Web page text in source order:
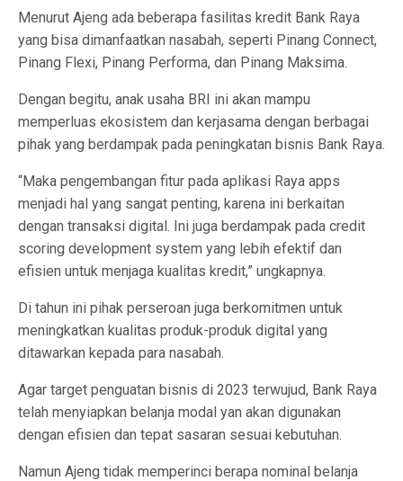
Menurut Ajeng ada beberapa fasilitas kredit Bank Raya
yang bisa dimanfaatkan nasabah, seperti Pinang Connect,
Pinang Flexi, Pinang Performa, dan Pinang Maksima.
Dengan begitu, anak usaha BRI ini akan mampu
memperluas ekosistem dan kerjasama dengan berbagai
pihak yang berdampak pada peningkatan bisnis Bank Raya.
“Maka pengembangan fitur pada aplikasi Raya apps
menjadi hal yang sangat penting, karena ini berkaitan
dengan transaksi digital. Ini juga berdampak pada credit
scoring development system yang lebih efektif dan
efisien untuk menjaga kualitas kredit,” ungkapnya.
Di tahun ini pihak perseroan juga berkomitmen untuk
meningkatkan kualitas produk-produk digital yang
ditawarkan kepada para nasabah.
Agar target penguatan bisnis di 2023 terwujud, Bank Raya
telah menyiapkan belanja modal yan akan digunakan
dengan efisien dan tepat sasaran sesuai kebutuhan.
Namun Ajeng tidak memperinci berapa nominal belanja